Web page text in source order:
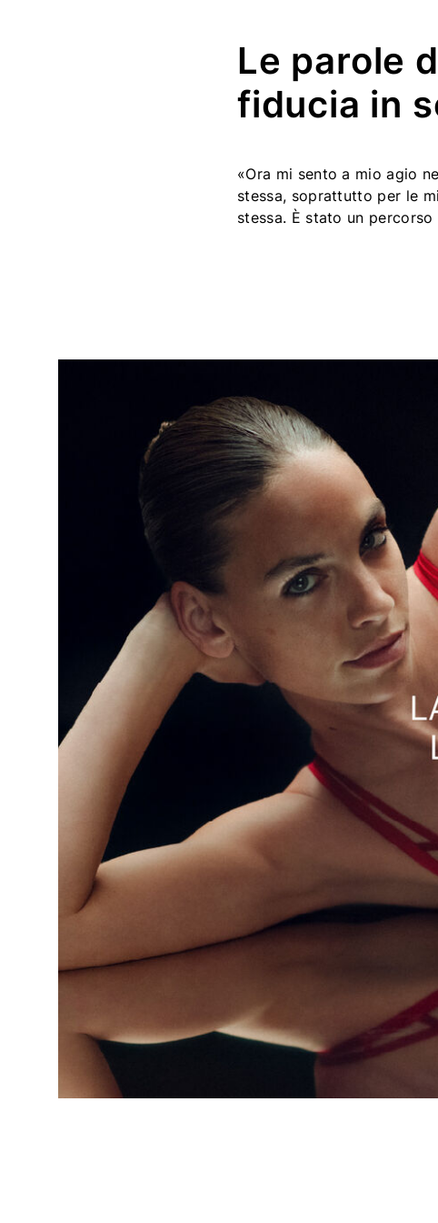
Le parole
fiducia in
«Ora mi sento a mio agio
stessa, soprattutto per le
stessa. È stato un